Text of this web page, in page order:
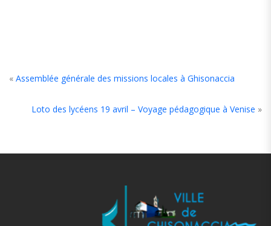
« Assemblée générale des missions locales à Ghisonaccia
Loto des lycéens 19 avril – Voyage pédagogique à Venise »